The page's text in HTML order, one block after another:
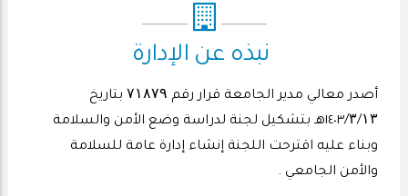
نبذه عن الإدارة
أصدر معالي مدير الجامعة قرار رقم ۷۱۸۷۹ بتاريخ
١٤٠٣/۳/۱۳هـ بتشكيل لجنة لدراسة وضع الأمن والسلامة
وبناء عليه اقترحت اللجنة إنشاء إدارة عامة للسلامة
والأمن الجامعي .